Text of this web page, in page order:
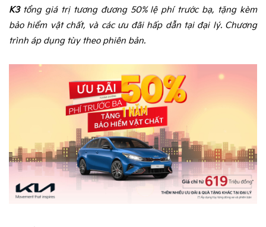
K3tổng giá trị tương đương 50% lệ phí trước bạ, tặng kèm
bảo hiểm vật chất, và các ưu đãi hấp dẫn tại đại lý. Chương
trình áp dụng tùy theo phiên bản.